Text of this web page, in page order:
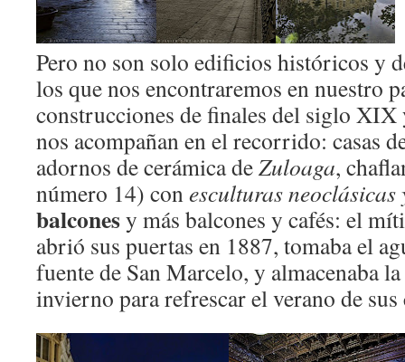
Pero no son solo edificios históricos y
los que nos encontraremos en nuestro
construcciones de finales del siglo
nos acompañan en el recorrido: casas
adornos de cerámica deZuloaga,
número 14) conesculturas neoclásicas
balconesy más balcones y cafés: el
abrió sus puertas en 1887, tomaba el
fuente de San Marcelo, y almacenaba
invierno para refrescar el verano de sus